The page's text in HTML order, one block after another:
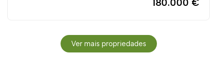
Ver mais propriedades